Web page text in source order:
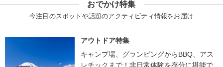
おでかけ特集
今注目のスポットや話題のアクティビティ情報をお届け
アウトドア特集
キャンプ場、グランピングからBBQ、アス
レチックまで！非日常体験を存分に堪能で